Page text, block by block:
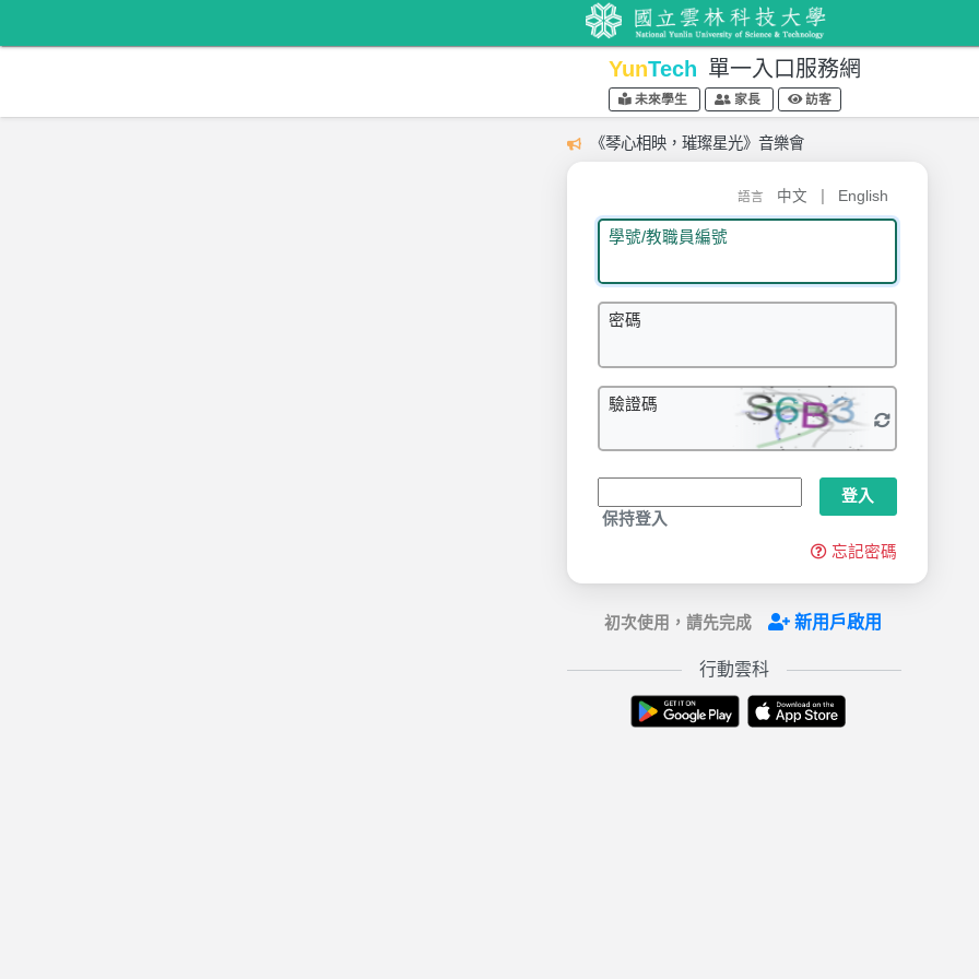
YunTech 單一入口服務網
未來學生 家長 訪客
《琴心相映，璀璨星光》音樂會
語言 中文 English
學號/教職員編號
密碼
驗證碼
保持登入
登入
忘記密碼
初次使用，請先完成 新用戶啟用
行動雲科